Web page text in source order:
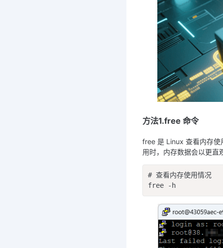
方法1.free 命令
free 是 Linux 查看内存使
用时，内存数据会以更直
# 查看内存使用情况
free -h